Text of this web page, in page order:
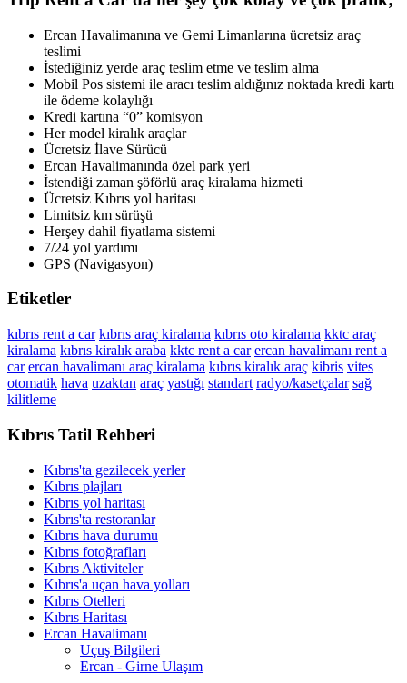
Ercan Havalimanına ve Gemi Limanlarına ücretsiz araç
teslimi
İstediğiniz yerde araç teslim etme ve teslim alma
Mobil Pos sistemi ile aracı teslim aldığınız noktada kredi kartı
ile ödeme kolaylığı
Kredi kartına “0” komisyon
Her model kiralık araçlar
Ücretsiz İlave Sürücü
Ercan Havalimanında özel park yeri
İstendiği zaman şöförlü araç kiralama hizmeti
Ücretsiz Kıbrıs yol haritası
Limitsiz km sürüşü
Herşey dahil fiyatlama sistemi
7/24 yol yardımı
GPS (Navigasyon)
Etiketler
kıbrıs rent a car kıbrıs araç kiralama kıbrıs oto kiralama kktc araç
kiralama kıbrıs kiralık araba kktc rent a car ercan havalimanı rent a
car ercan havalimanı araç kiralama kıbrıs kiralık araç kibris vites
otomatik hava uzaktan araç yastığı standart radyo/kasetçalar sağ
kilitleme
Kıbrıs Tatil Rehberi
Kıbrıs'ta gezilecek yerler
Kıbrıs plajları
Kıbrıs yol haritası
Kıbrıs'ta restoranlar
Kıbrıs hava durumu
Kıbrıs fotoğrafları
Kıbrıs Aktiviteler
Kıbrıs'a uçan hava yolları
Kıbrıs Otelleri
Kıbrıs Haritası
Ercan Havalimanı
Uçuş Bilgileri
Ercan - Girne Ulaşım